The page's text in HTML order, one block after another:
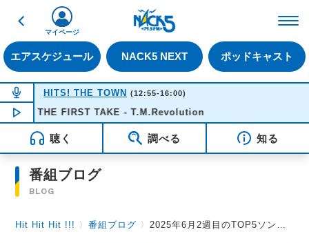
戻る
エアスケジュール NACK5 NEXT ポッドキャスト
マイページ
NOW ON AIR
HITS! THE TOWN (12:55-16:00)
NOW PLAYING13:40
THE FIRST TAKE - T.M.Revolution
聴く 調べる 知る
番組ブログ
BLOG
Hit Hit Hit !!! 〉番組ブログ 〉2025年6月2週目のTOP5ソング！